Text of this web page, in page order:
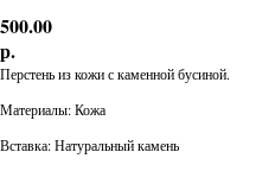
500.00
р.
Перстень из кожи с каменной бусиной.
Материалы: Кожа
Вставка: Натуральный камень